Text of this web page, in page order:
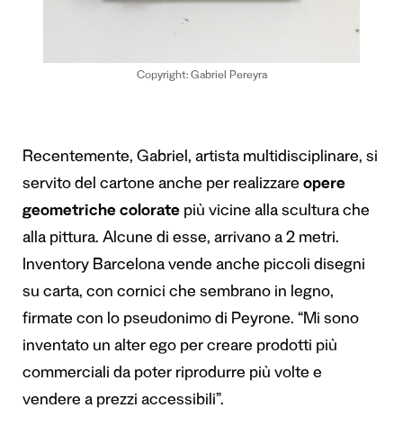
Copyright: Gabriel Pereyra
Recentemente, Gabriel, artista multidisciplinare, si
servito del cartone anche per realizzare opere
geometriche colorate più vicine alla scultura che
alla pittura. Alcune di esse, arrivano a 2 metri.
Inventory Barcelona vende anche piccoli disegni
su carta, con cornici che sembrano in legno,
firmate con lo pseudonimo di Peyrone. “Mi sono
inventato un alter ego per creare prodotti più
commerciali da poter riprodurre più volte e
vendere a prezzi accessibili”.